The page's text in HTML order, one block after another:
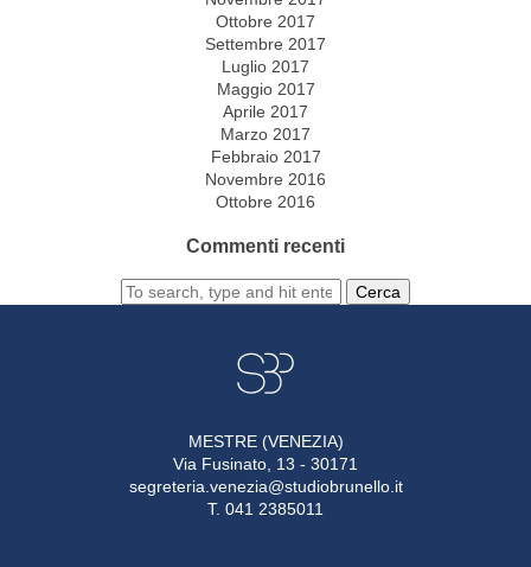
Ottobre 2017
Settembre 2017
Luglio 2017
Maggio 2017
Aprile 2017
Marzo 2017
Febbraio 2017
Novembre 2016
Ottobre 2016
Commenti recenti
Cerca
MESTRE (VENEZIA)
Via Fusinato, 13 - 30171
segreteria.venezia@studiobrunello.it
T. 041 2385011